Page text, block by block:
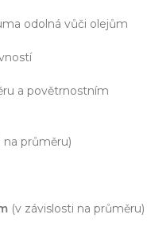
odolná vůči olejům
a povětrnostním
na průměru)
(v závislosti na průměru)